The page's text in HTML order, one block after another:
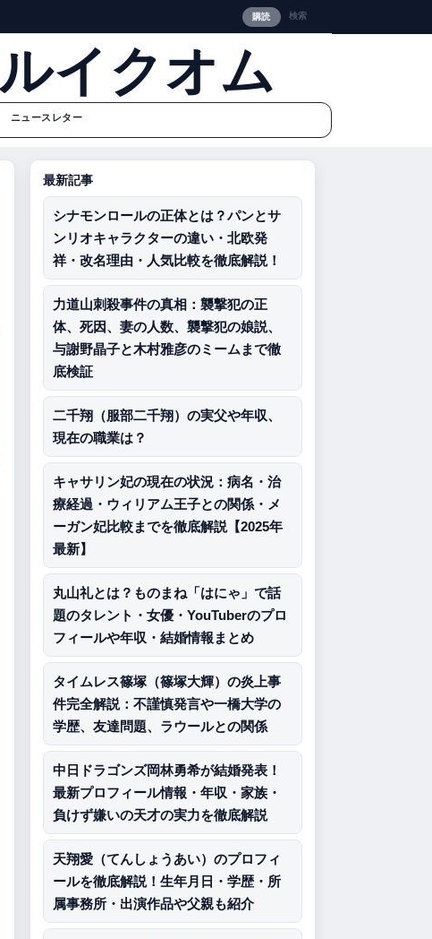
購読 検索
イクオム
ニュースレター
最新記事
シナモンロールの正体とは？パンとサ
ンリオキャラクターの違い・北欧発
祥・改名理由・人気比較を徹底解説！
力道山刺殺事件の真相：襲撃犯の正
体、死因、妻の人数、襲撃犯の娘説、
与謝野晶子と木村雅彦のミームまで徹
底検証
二千翔（服部二千翔）の実父や年収、
現在の職業は？
キャサリン妃の現在の状況：病名・治
療経過・ウィリアム王子との関係・メ
ーガン妃比較までを徹底解説【2025年
最新】
丸山礼とは？ものまね「はにゃ」で話
題のタレント・女優・YouTuberのプロ
フィールや年収・結婚情報まとめ
タイムレス篠塚（篠塚大輝）の炎上事
件完全解説：不謹慎発言や一橋大学の
学歴、友達問題、ラウールとの関係
中日ドラゴンズ岡林勇希が結婚発表！
最新プロフィール情報・年収・家族・
負けず嫌いの天才の実力を徹底解説
天翔愛（てんしょうあい）のプロフィ
ールを徹底解説！生年月日・学歴・所
属事務所・出演作品や父親も紹介